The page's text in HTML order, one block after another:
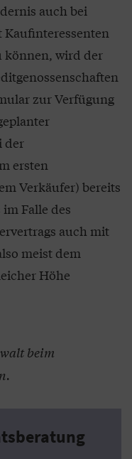
auch bei
können, wird der
zur Verfügung
der
ersten
Verkäufer) bereits
Falle des
auch mit
meist dem
Höhe
beim